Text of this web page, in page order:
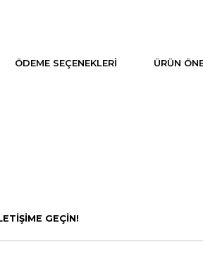
ÖDEME SEÇENEKLERI ÜRÜN
GEÇİN!